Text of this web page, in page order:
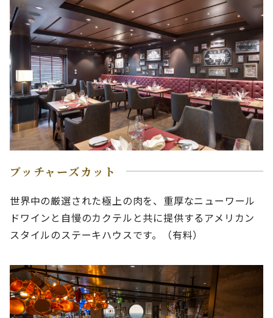
ブッチャーズカット
世界中の厳選された極上の肉を、重厚なニューワール
ドワインと自慢のカクテルと共に提供するアメリカン
スタイルのステーキハウスです。（有料）